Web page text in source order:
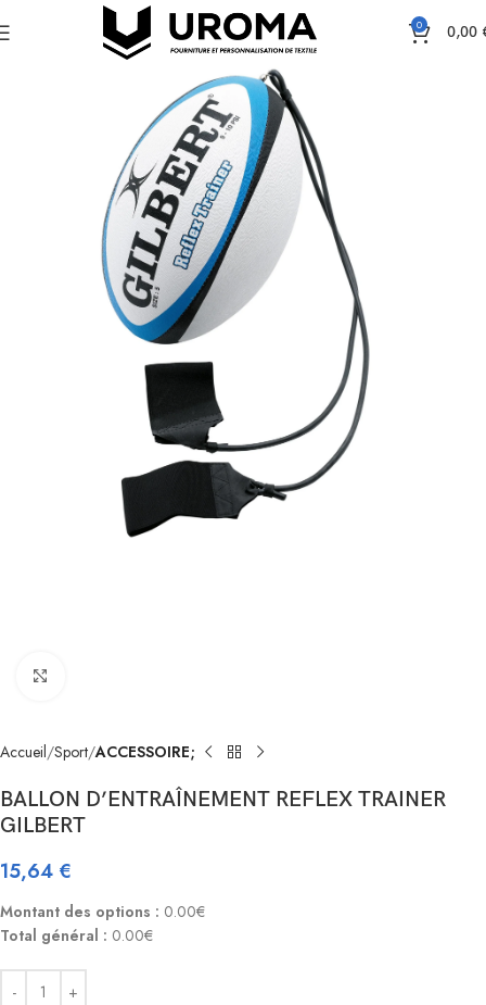
0 0,00
Accueil Sport ACCESSOIRE;
BALLON D’ENTRAÎNEMENT REFLEX TRAINER
GILBERT
15,64 €
Montant des options : 0.00€
Total général : 0.00€